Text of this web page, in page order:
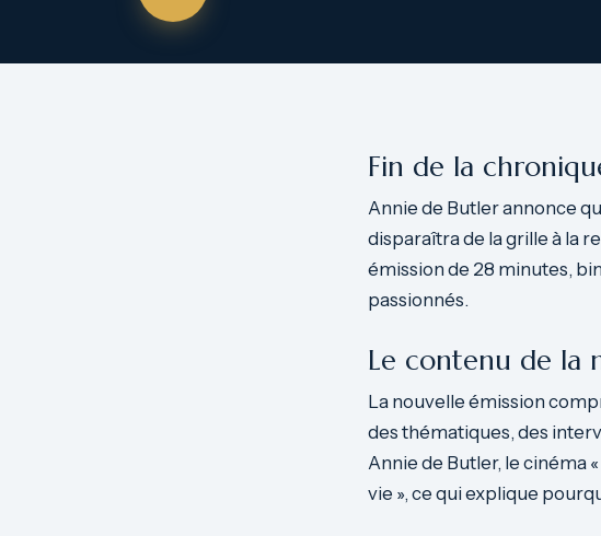
Fin de la
Annie de Butler annonce
disparaîtra de la grille à la
émission de 28 minutes,
passionnés.
Le contenu de la
La nouvelle émission
des thématiques, des
Annie de Butler, le cinéma
vie », ce qui explique